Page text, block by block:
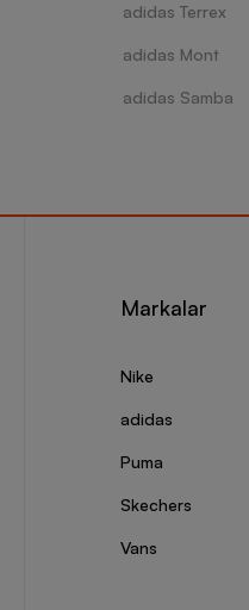
adidas Terrex
adidas Mont
adidas Samba
Markalar
Nike
adidas
Puma
Skechers
Vans